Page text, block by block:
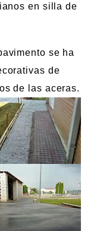
en silla de
se ha
de
de las aceras.